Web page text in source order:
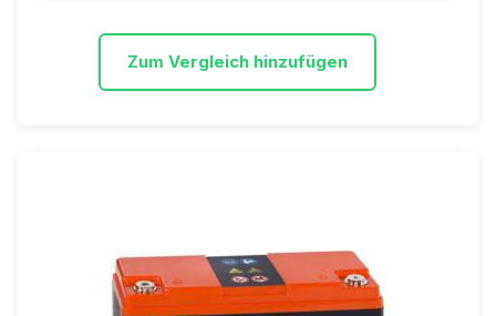
Zum Vergleich hinzufügen